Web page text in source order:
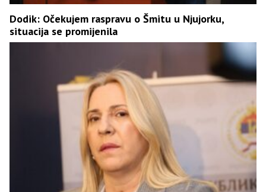
Dodik: Očekujem raspravu o Šmitu u Njujorku,
situacija se promijenila